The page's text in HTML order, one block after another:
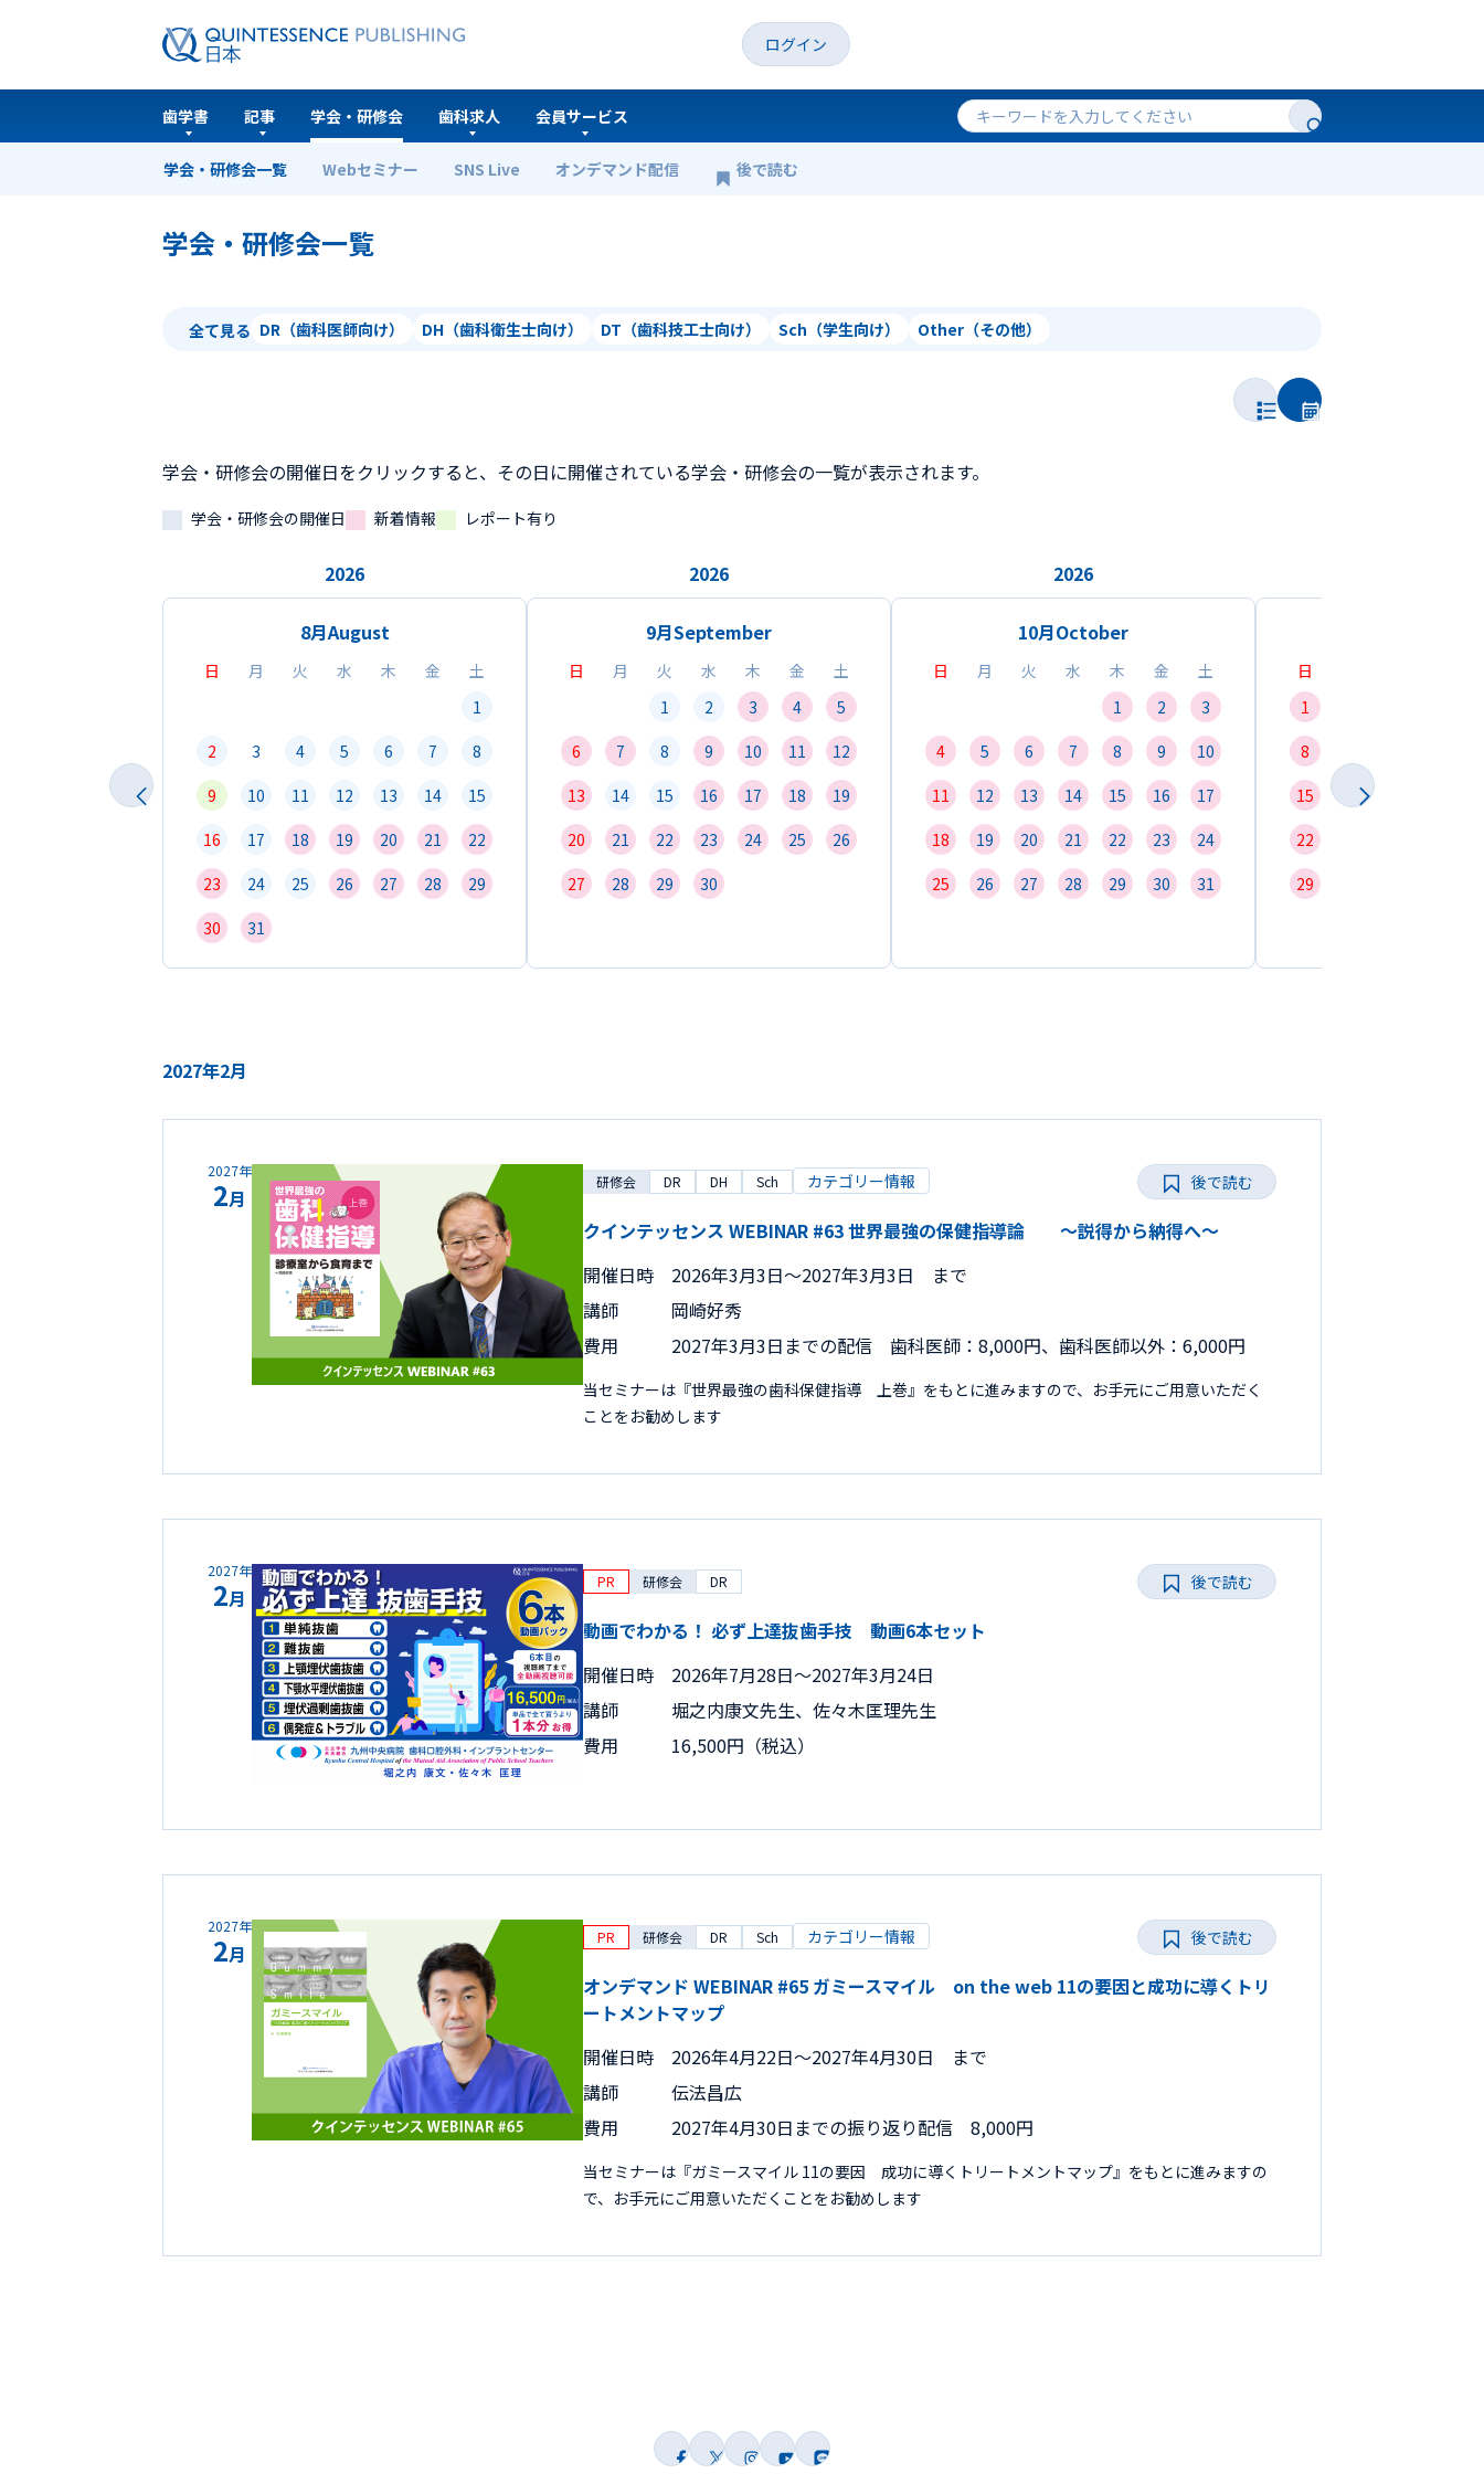
ログイン
歯学書 記事 学会・研修会
学会・研修会一覧 Webセミナー SNS Live オンデマンド配信 後で読む
歯科求人 会員サービス
ホーム 学会・研修会一覧
学会・研修会一覧
全て見る DR（歯科医師向け） DH（歯科衛生士向け） DT（歯科技工士向け） Sch（学生向け） Other（その他）
学会・研修会の開催日をクリックすると、その日に開催されている学会・研修会の一覧が表示されます。
学会・研修会の開催日 新着情報 レポート有り
2026
8月August
日 月 火 水 木 金
土
1
2
3 4 5 6 7
8
9
10 11 12 13 14
15
16
17 18 19 20 21
22
23
24 25 26 27 28
29
30
31
2026
9月September
日 月 火 水 木 金
土
1
2 3 4
5
6
7 8 9 10 11
12
13
14 15 16 17 18
19
20
21 22 23 24 25
26
27
28 29 30
2026
10月October
日 月 火 水 木 金
土
1
2
3
4
5 6 7 8 9
10
11
12 13 14 15 16
17
18
19 20 21 22 23
24
25
26 27 28 29 30 31
日
1
8
15
22
29
2027年2月
2027年
2月
研修会 DR DH Sch カテゴリー情報
クインテッセンス WEBINAR #63 世界最強の保健指導論 ～説得から納得へ～
開催日時
2026年3月3日〜2027年3月3日 まで
講師
岡崎好秀
費用
2027年3月3日までの配信 歯科医師：8,000円、歯科医師以外：6,000円
当セミナーは『世界最強の歯科保健指導 上巻』をもとに進みますので、お手元にご用意いただく
ことをお勧めします
後で読む
2027年
2月
PR 研修会 DR
動画でわかる！ 必ず上達抜歯手技 動画6本セット
開催日時
2026年7月28日〜2027年3月24日
講師
堀之内康文先生、佐々木匡理先生
費用
16,500円（税込）
後で読む
2027年
2月
PR 研修会 DR Sch カテゴリー情報
オンデマンド WEBINAR #65 ガミースマイル on the web 11の要因と成功に導くトリ
ートメントマップ
開催日時
2026年4月22日〜2027年4月30日 まで
講師
伝法昌広
費用
2027年4月30日までの振り返り配信 8,000円
当セミナーは『ガミースマイル 11の要因 成功に導くトリートメントマップ』をもとに進みますの
で、お手元にご用意いただくことをお勧めします
後で読む